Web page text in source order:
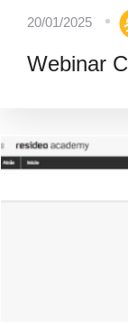
20/01/2025
Webinar